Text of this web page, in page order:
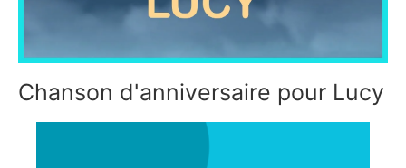
Chanson d'anniversaire pour Lucy